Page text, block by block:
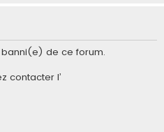
h
banni(e) de ce forum.
contacter l’